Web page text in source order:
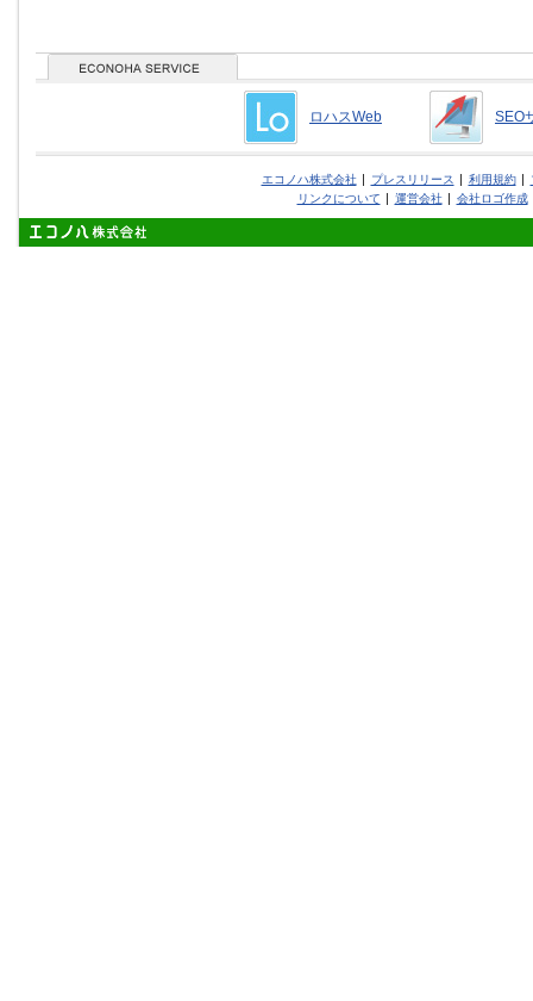
ロハスWeb SEO
エコノハ株式会社 プレスリリース 利用規約
リンクについて
運営会社 会社ロゴ作成